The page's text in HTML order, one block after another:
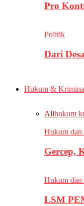
Pro
Politik
Dari
Hukum &
Allhukum
Hukum
Gercep,
Hukum
LSM